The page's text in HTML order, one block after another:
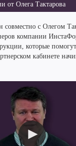
от Олега Тактарова
совместно с Олегом
компании
которые
кабинете